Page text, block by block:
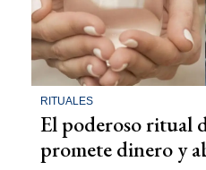
RITUALES
El poderoso ritual
promete dinero y